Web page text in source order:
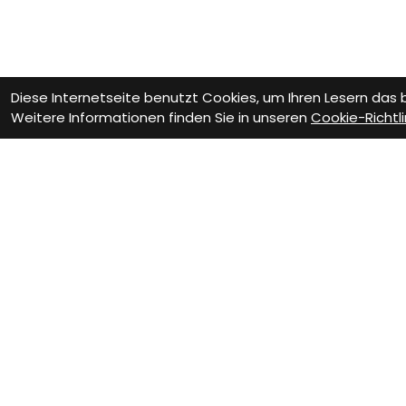
Diese Internetseite benutzt Cookies, um Ihren Lesern
Weitere Informationen finden Sie in unseren Cookie-